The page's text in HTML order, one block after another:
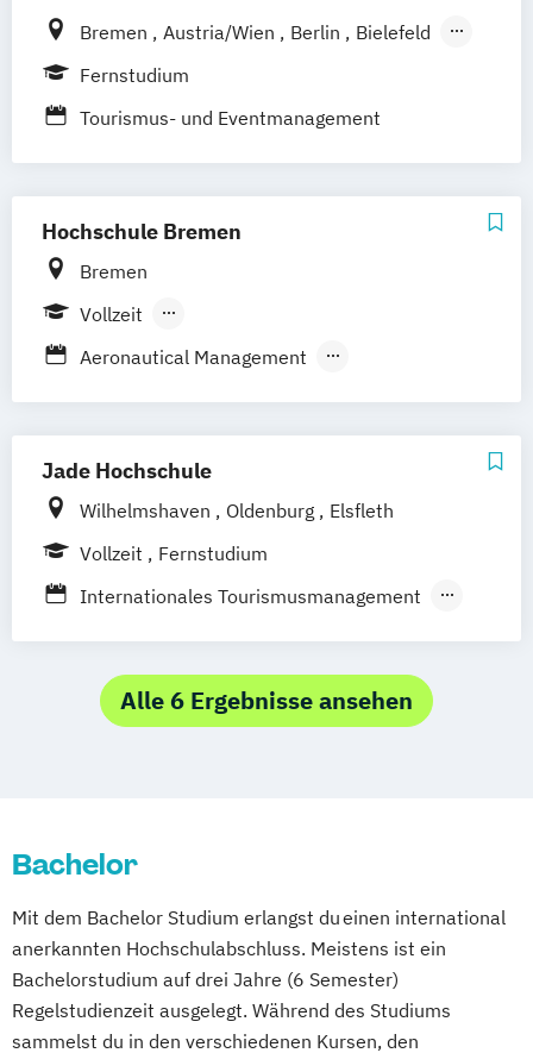
Bremen Austria/Wien Berlin
Bielefeld
Dortmund
Hamburg
Hannover
Kaiserslautern/Kusel Kiel Leipzig
Ludwigshafen/Diez München Nürnberg
Online-Fernstudium
Stuttgart
Dresden
Fernstudium
Tourismus- und Eventmanagement
Hochschule Bremen
Bremen
Vollzeit
Berufsbegleitendes Präsenzstudium
Aeronautical Management
Tourismusmanagement
Jade Hochschule
Wilhelmshaven Oldenburg
Elsfleth
Vollzeit
Fernstudium
Internationales Tourismusmanagement
Alle 6 Ergebnisse ansehen
Bachelor
Mit dem Bachelor Studium erlangst du einen international
anerkannten Hochschulabschluss. Meistens ist ein
Bachelorstudium auf drei Jahre (6 Semester)
Regelstudienzeit ausgelegt. Während des Studiums
sammelst du in den verschiedenen Kursen, den